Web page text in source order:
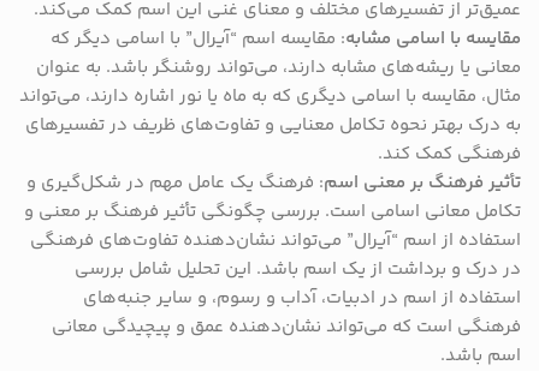
عمیق‌تر از تفسیرهای مختلف و معنای غنی این اسم کمک می‌کند.
مقایسه با اسامی مشابه: مقایسه اسم “آیرال” با اسامی دیگر که
معانی یا ریشه‌های مشابه دارند، می‌تواند روشنگر باشد. به عنوان
مثال، مقایسه با اسامی دیگری که به ماه یا نور اشاره دارند، می‌تواند
به درک بهتر نحوه تکامل معنایی و تفاوت‌های ظریف در تفسیرهای
فرهنگی کمک کند.
تأثیر فرهنگ بر معنی اسم: فرهنگ یک عامل مهم در شکل‌گیری و
تکامل معانی اسامی است. بررسی چگونگی تأثیر فرهنگ بر معنی و
استفاده از اسم “آیرال” می‌تواند نشان‌دهنده تفاوت‌های فرهنگی
در درک و برداشت از یک اسم باشد. این تحلیل شامل بررسی
استفاده از اسم در ادبیات، آداب و رسوم، و سایر جنبه‌های
فرهنگی است که می‌تواند نشان‌دهنده عمق و پیچیدگی معانی
اسم باشد.